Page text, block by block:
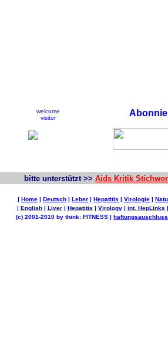
welcome
visitor
bitte unterstützt >> Aids Kritik
| Home | Deutsch | Leber | Hepatitis | Virologie |
| English| Liver| Hepatitis | Virology| int. HepLinks
(c) 2001-2010 by think: FITNESS |